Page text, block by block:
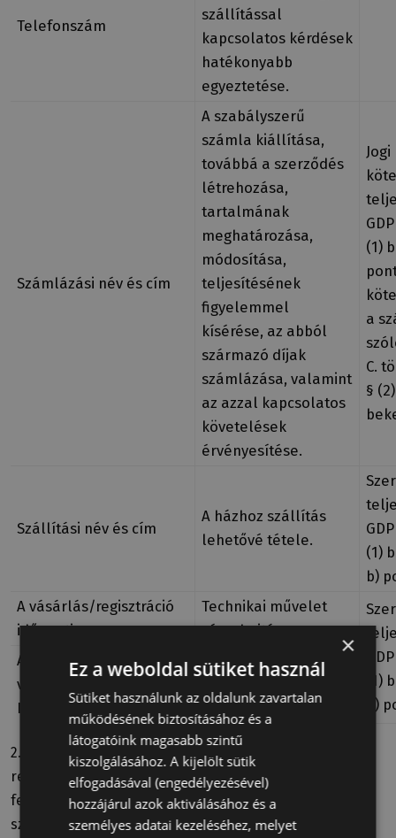
Telefonszám
szállítással
kapcsolatos kérdések
hatékonyabb
egyeztetése.
Számlázási név és cím
A szabályszerű
számla kiállítása,
továbbá a szerződés
létrehozása,
tartalmának
meghatározása,
módosítása,
teljesítésének
figyelemmel
kísérése, az abból
származó díjak
számlázása, valamint
az azzal kapcsolatos
követelések
érvényesítése.
Jogi
(1)
a
C.
§ (2)
Szállítási név és cím
A házhoz szállítás
lehetővé tétele.
(1)
b)
A vásárlás/regisztráció
időpontja
Technikai művelet
végrehajtása.
(1)
b)
A
vásárlás/regisztrációkori
IP cím
Technikai művelet
végrehajtása.
2. Az érintettek köre: A webshop weboldalon
regisztrált/vásárló valamennyi érintett.Sem a
felhasználónév, sem az e-mail cím esetében nem
szükséges, hogy személyes adatot tartalmazzon.
×
Ez a weboldal sütiket használ
Sütiket használunk az oldalunk zavartalan
működésének biztosításához és a
látogatóink magasabb szintű
kiszolgálásához. A kijelölt sütik
elfogadásával (engedélyezésével)
hozzájárul azok aktiválásához és a
személyes adatai kezeléséhez, melyet